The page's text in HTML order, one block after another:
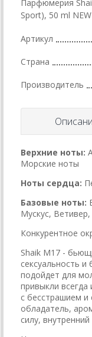
Парфюмерия
Sport), 50 ml NEW
Артикул
Страна
Производитель
Верхние ноты:
Морские ноты
Ноты сердца:
Базовые ноты:
Мускус,
Конкурентное
Shaik M17 -
сексуальность
подойдет для
привыкли
с бесстрашием и
обладатель,
силу,